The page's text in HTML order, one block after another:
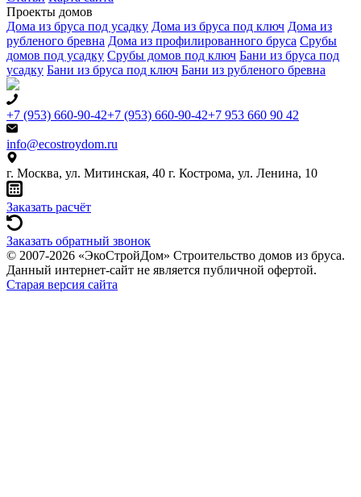
Проекты домов
Дома из бруса под усадку Дома из бруса под ключ Дома из
рубленого бревна Дома из профилированного бруса Срубы
домов под усадку Срубы домов под ключ Бани из бруса под
усадку Бани из бруса под ключ Бани из рубленого бревна
+7 (953) 660-90-42+7 (953) 660-90-42+7 953 660 90 42
info@ecostroydom.ru
г. Москва, ул. Митинская, 40 г. Кострома, ул. Ленина, 10
Заказать расчёт
Заказать обратный звонок
© 2007-2026 «ЭкоСтройДом» Строительство домов из бруса.
Данный интернет-сайт не является публичной офертой.
Старая версия сайта